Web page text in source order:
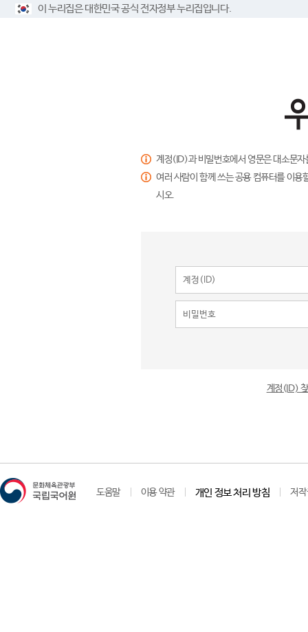
이 누리집은 대한민국 공식 전자정부 누리집입니다.
계정(ID)과 비밀번호에서 영문은 대소문
여러 사람이 함께 쓰는 공용 컴퓨터를 이
시오.
계정(ID)
도움말 이용 약관 개인 정보 처리 방침 저